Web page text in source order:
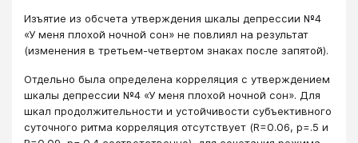
Изъятие из обсчета утверждения шкалы депрессии №4
«У меня плохой ночной сон» не повлиял на результат
(изменения в третьем-четвертом знаках после запятой).
Отдельно была определена корреляция с утверждением
шкалы депрессии №4 «У меня плохой ночной сон». Для
шкал продолжительности и устойчивости субъективного
суточного ритма корреляция отсутствует (R=0.06, p=.5 и